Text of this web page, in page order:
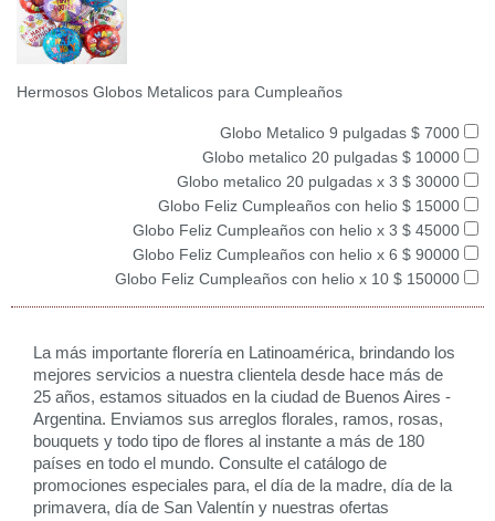
Hermosos Globos Metalicos para Cumpleaños
Globo Metalico 9 pulgadas $ 7000
Globo metalico 20 pulgadas $ 10000
Globo metalico 20 pulgadas x 3 $ 30000
Globo Feliz Cumpleaños con helio $ 15000
Globo Feliz Cumpleaños con helio x 3 $ 45000
Globo Feliz Cumpleaños con helio x 6 $ 90000
Globo Feliz Cumpleaños con helio x 10 $ 150000
La más importante florería en Latinoamérica, brindando los
mejores servicios a nuestra clientela desde hace más de
25 años, estamos situados en la ciudad de Buenos Aires -
Argentina. Enviamos sus arreglos florales, ramos, rosas,
bouquets y todo tipo de flores al instante a más de 180
países en todo el mundo. Consulte el catálogo de
promociones especiales para, el día de la madre, día de la
primavera, día de San Valentín y nuestras ofertas